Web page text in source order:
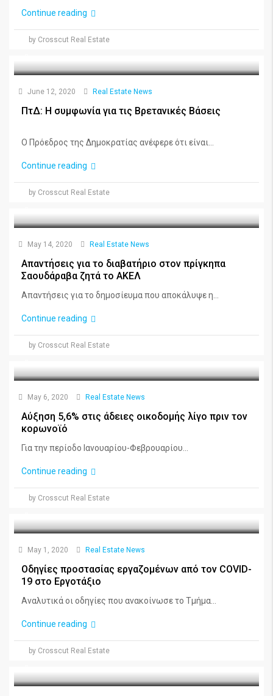
Continue reading
by Crosscut Real Estate
June 12, 2020 Real Estate News
ΠτΔ: Η συμφωνία για τις Βρετανικές Βάσεις
Ο Πρόεδρος της Δημοκρατίας ανέφερε ότι είναι...
Continue reading
by Crosscut Real Estate
May 14, 2020 Real Estate News
Απαντήσεις για το διαβατήριο στον πρίγκηπα
Σαουδάραβα ζητά το ΑΚΕΛ
Aπαντήσεις για το δημοσίευμα που αποκάλυψε η...
Continue reading
by Crosscut Real Estate
May 6, 2020 Real Estate News
Αύξηση 5,6% στις άδειες οικοδομής λίγο πριν τον
κορωνοϊό
Για την περίοδο Ιανουαρίου-Φεβρουαρίου...
Continue reading
by Crosscut Real Estate
May 1, 2020 Real Estate News
Οδηγίες προστασίας εργαζομένων από τον COVID-
19 στο Εργοτάξιο
Αναλυτικά οι οδηγίες που ανακοίνωσε το Τμήμα...
Continue reading
by Crosscut Real Estate